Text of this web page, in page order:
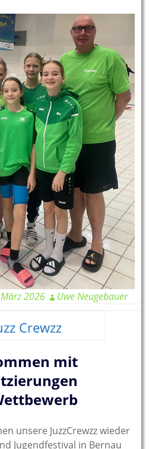
2026 Uwe Neugebauer
Crewzz
mit
unsere JuzzCrewzz wieder
Jugendfestival in Bernau